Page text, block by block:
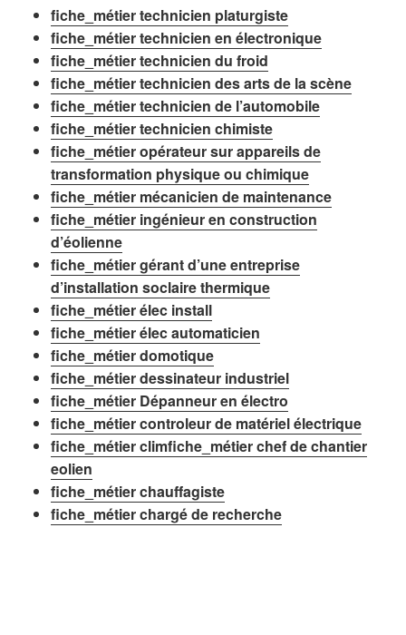
fiche_métier technicien platurgiste
fiche_métier technicien en électronique
fiche_métier technicien du froid
fiche_métier technicien des arts de la scène
fiche_métier technicien de l’automobile
fiche_métier technicien chimiste
fiche_métier opérateur sur appareils de
transformation physique ou chimique
fiche_métier mécanicien de maintenance
fiche_métier ingénieur en construction
d’éolienne
fiche_métier gérant d’une entreprise
d’installation soclaire thermique
fiche_métier élec install
fiche_métier élec automaticien
fiche_métier domotique
fiche_métier dessinateur industriel
fiche_métier Dépanneur en électro
fiche_métier controleur de matériel électrique
fiche_métier climfiche_métier chef de chantier
eolien
fiche_métier chauffagiste
fiche_métier chargé de recherche